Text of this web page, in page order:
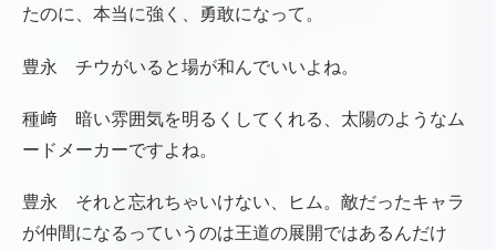
たのに、本当に強く、勇敢になって。
豊永 チウがいると場が和んでいいよね。
種﨑 暗い雰囲気を明るくしてくれる、太陽のようなム
ードメーカーですよね。
豊永 それと忘れちゃいけない、ヒム。敵だったキャラ
が仲間になるっていうのは王道の展開ではあるんだけ